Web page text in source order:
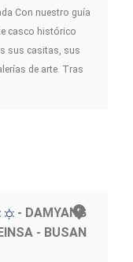
Con nuestro guía
casco histórico
sus casitas, sus
de arte. Tras
- DAMYANG
- BUSAN